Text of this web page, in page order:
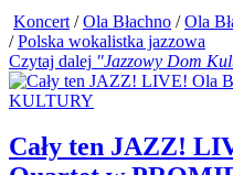
Koncert /Ola Błachno /Ola
/Polska wokalistka jazzowa
Czytaj dalej "Jazzowy Dom
Cały ten JAZZ!